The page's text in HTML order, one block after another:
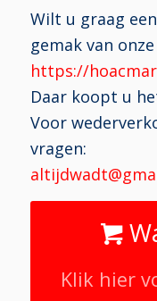
Wilt u graag
gemak van
https://
Daar koopt u
Voor
vragen:
Klik hier